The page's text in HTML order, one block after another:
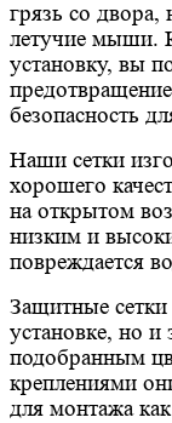
грязь со двора,
летучие мыши.
установку, вы
безопасность
Наши сетки
хорошего
на открытом
низким и
повреждается
Защитные
установке, но и
подобранным
креплениями
для монтажа